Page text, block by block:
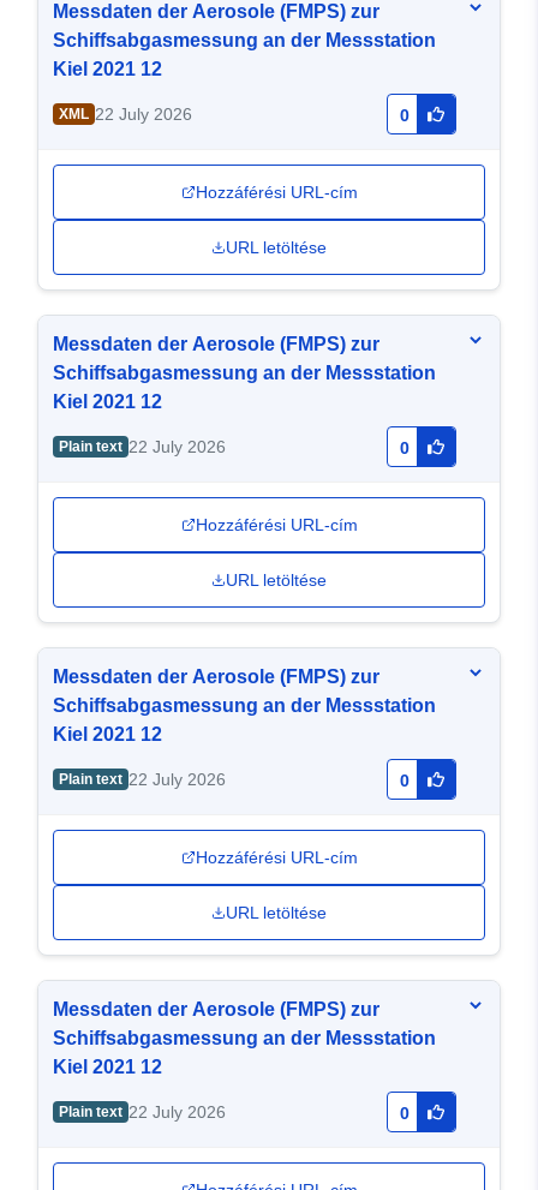
Messdaten der Aerosole (FMPS) zur
Schiffsabgasmessung an der Messstation
Kiel 2021 12
XML 22 July 2026 0
Hozzáférési URL-cím
URL letöltése
Messdaten der Aerosole (FMPS) zur
Schiffsabgasmessung an der Messstation
Kiel 2021 12
Plain text 22 July 2026 0
Hozzáférési URL-cím
URL letöltése
Messdaten der Aerosole (FMPS) zur
Schiffsabgasmessung an der Messstation
Kiel 2021 12
Plain text 22 July 2026 0
Hozzáférési URL-cím
URL letöltése
Messdaten der Aerosole (FMPS) zur
Schiffsabgasmessung an der Messstation
Kiel 2021 12
Plain text 22 July 2026 0